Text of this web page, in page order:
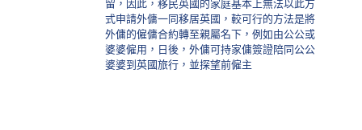
留，因此，移民英國的家庭基本上無法以此方
式申請外傭一同移居英國，較可行的方法是將
外傭的僱傭合約轉至親屬名下，例如由公公或
婆婆僱用，日後，外傭可持家傭簽證陪同公公
婆婆到英國旅行，並探望前僱主